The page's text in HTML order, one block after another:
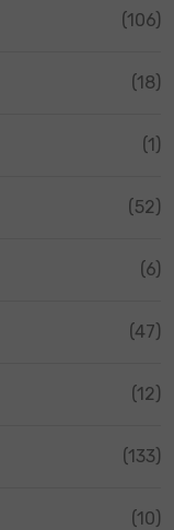
(106)
(18)
(1)
(52)
(6)
(47)
(12)
(133)
(10)